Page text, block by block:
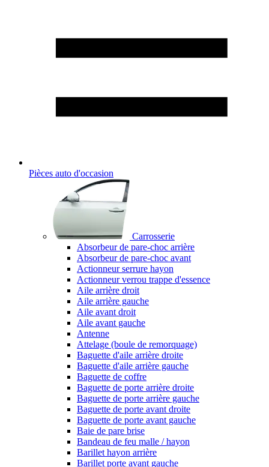
Pièces auto d'occasion
Carrosserie
Absorbeur de pare-choc arrière
Absorbeur de pare-choc avant
Actionneur serrure hayon
Actionneur verrou trappe d'essence
Aile arrière droit
Aile arrière gauche
Aile avant droit
Aile avant gauche
Antenne
Attelage (boule de remorquage)
Baguette d'aile arrière droite
Baguette d'aile arrière gauche
Baguette de coffre
Baguette de porte arrière droite
Baguette de porte arrière gauche
Baguette de porte avant droite
Baguette de porte avant gauche
Baie de pare brise
Bandeau de feu malle / hayon
Barillet hayon arrière
Barillet porte avant gauche